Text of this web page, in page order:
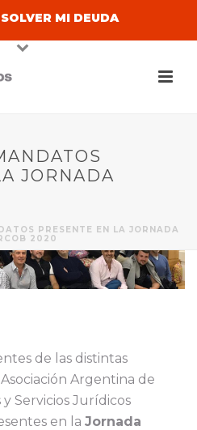
MI DEUDA
JORNADA
PRESENTE EN LA JORNADA
2020
de las distintas
Argentina de
Servicios Jurídicos
en la Jornada